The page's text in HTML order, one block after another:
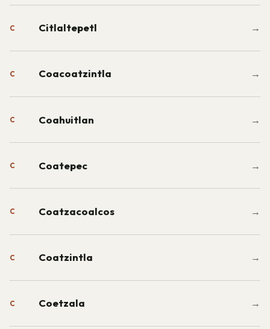
C Citlaltepetl →
C Coacoatzintla →
C Coahuitlan →
C Coatepec →
C Coatzacoalcos →
C Coatzintla →
C Coetzala →